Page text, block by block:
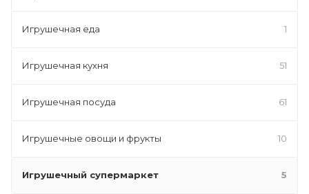
Игрушечная еда 1
Игрушечная кухня 51
Игрушечная посуда 61
Игрушечные овощи и фрукты 10
Игрушечный супермаркет 5